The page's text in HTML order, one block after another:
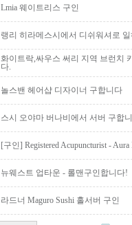
Lmia 웨이트리스 구인
랭리 히라메스시에서 디쉬워셔로
화이트락,싸우스 써리 지역 브런치
다.
놀스밴 헤어샵 디자이너 구합니다
스시 오야마 버나비에서 서버 구합
[구인] Registered Acupuncturist -
뉴웨스트 업타운 - 롤맨구인합니다!
라드너 Maguro Sushi 홀서버 구인